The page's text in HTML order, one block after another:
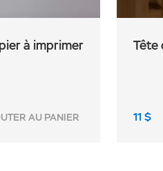
à imprimer
AU PANIER
Tête
11 $